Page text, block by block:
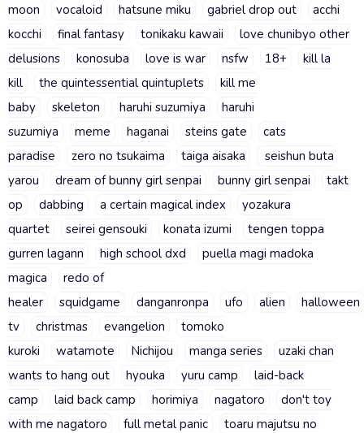
moon
vocaloid hatsune miku gabriel drop out
acchi
kocchi
final fantasy tonikaku kawaii
love chunibyo other
delusions
konosuba love is war nsfw 18+
kill la
kill
the quintessential quintuplets
kill me
baby
skeleton haruhi suzumiya
haruhi
suzumiya
meme haganai steins gate
cats
paradise
zero no tsukaima taiga aisaka
seishun buta
yarou
dream of bunny girl senpai bunny girl senpai
takt
op
dabbing a certain magical index
yozakura
quartet
seirei gensouki konata izumi
tengen toppa
gurren lagann
high school dxd
puella magi madoka
magica
redo of
healer
squidgame danganronpa ufo alien
halloween
tv
christmas evangelion
tomoko
kuroki
watamote Nichijou manga series
uzaki chan
wants to hang out
hyouka yuru camp
laid-back
camp
laid back camp horimiya nagatoro
don't toy
with me nagatoro
full metal panic
toaru majutsu no